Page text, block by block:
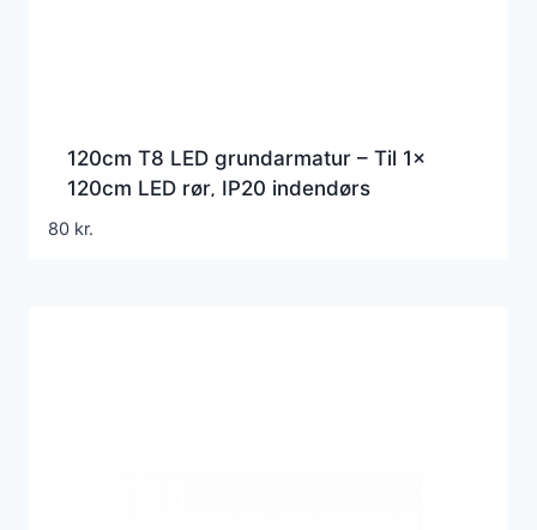
120cm T8 LED grundarmatur – Til 1x
120cm LED rør, IP20 indendørs
80 kr.